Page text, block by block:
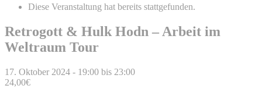
Diese Veranstaltung hat bereits stattgefunden.
Retrogott & Hulk Hodn – Arbeit im
Weltraum Tour
17. Oktober 2024 - 19:00 bis 23:00
24,00€